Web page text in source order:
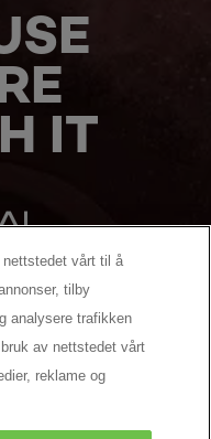
IT
vårt til å
tilby
analysere trafikken
av nettstedet vårt
reklame og